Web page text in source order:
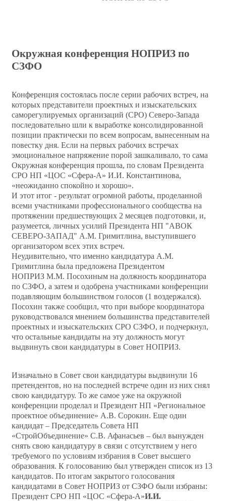
Окружная конференция НОПРИЗ по
СЗФО
Конференция состоялась после серии рабочих встреч, на
которых представители проектных и изыскательских
саморегулируемых организаций (СРО) Северо-Запада
последовательно шли к выработке консолидированной
позиции практически по всем вопросам, вынесенным на
повестку дня. Если на первых рабочих встречах
эмоциональное напряжение порой зашкаливало, то сама
Окружная конференция прошла, по словам Президента
СРО НП «ЦОС «Сфера-А» И.И. Константинова,
«неожиданно спокойно и хорошо».
И этот итог - результат огромной работы, проделанной
всеми участниками профессионального сообщества на
протяжении предшествующих 2 месяцев подготовки, и,
разумеется, личных усилий Президента НП "АВОК
СЕВЕРО-ЗАПАД" А.М. Гримитлина, выступившего
организатором всех этих встреч.
Неудивительно, что именно кандидатура А.М.
Гримитлина была предложена Президентом
НОПРИЗ М.М. Посохиным на должность координатора
по СЗФО, а затем и одобрена участниками конференции
подавляющим большинством голосов (1 воздержался).
Посохин также сообщил, что при выборе координатора
руководствовался мнением большинства представителей
проектных и изыскательских СРО СЗФО, и подчеркнул,
что остальные кандидаты на эту должность могут
выдвинуть свои кандидатуры в Совет НОПРИЗ.
Изначально в Совет свои кандидатуры выдвинули 16
претендентов, но на последней встрече один из них снял
свою кандидатуру. То же самое уже на окружной
конференции проделал и Президент НП «Региональное
проектное объединение» А.В. Сорокин. Еще один
кандидат – Председатель Совета НП
«СтройОбъединение» С.В. Афанасьев – был вынужден
снять свою кандидатуру в связи с отсутствием у него
требуемого по условиям избрания в Совет высшего
образования. К голосованию был утвержден список из 13
кандидатов. По итогам закрытого голосования
кандидатами в Совет НОПРИЗ от СЗФО были избраны:
Президент СРО НП «ЦОС «Сфера-А»И.И.